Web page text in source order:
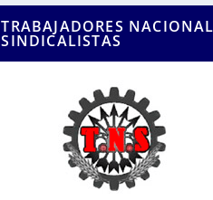
TRABAJADORES NACIONAL
SINDICALISTAS